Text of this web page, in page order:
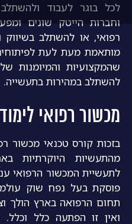
לכל בוגר לעבוד ולהשתלב
וחברות הייטק שונים
רפואי, או להשתלב בשיווק
מותאמת מעת לעת לפיתוחים
שהמקצועיות והמיומנות
להשתלב במהירות בתעשייה.
מכשור רפואי
בזכות קורס טכנאי מכשור
מהתעשיות היוקרתיות
לתעשיית המכשור הרפואי
תחום הרפואה בארץ הולך
ואין זו הפתעה כלל